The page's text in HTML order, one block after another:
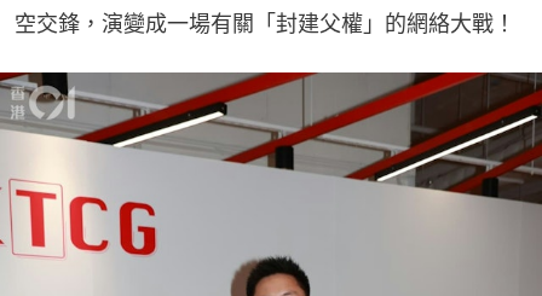
空交鋒，演變成一場有關「封建父權」的網絡大戰！